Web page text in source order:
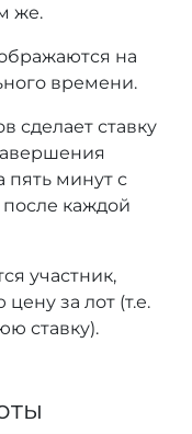
же.
на
времени.
сделает ставку
пять минут с
каждой
участник,
за лот (т.е.
ставку).